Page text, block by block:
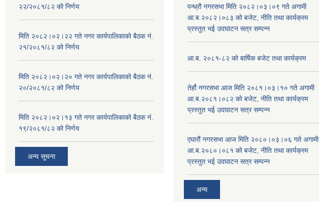
२२/२०८१/८२ को निर्णय
मिति २०८२।०२।२२ गते नगर कार्यपालिकाको बैठक नं.
२१/२०८१/८२ को निर्णय
मिति २०८२।०२।२० गते नगर कार्यपालिकाको बैठक नं.
२०/२०८१/८२ को निर्णय
मिति २०८२।०२।१३ गते नगर कार्यपालिकाको बैठक नं.
१९/२०८१/८२ को निर्णय
अन्य सूचना
पन्ध्रौ नगरसभा मिति २०८२।०३।०९ गते अगामी
आ.ब.२०८२।०८३ को बजेट, नीति तथा कार्यक्रम
प्रस्तुत भई उदघाटन सत्र सम्पन्न
आ.ब. २०८१-८२ को बार्षिक बजेट तथा कार्यक्रम
तेर्हौ नगरसभा आज मिति २०८१।०३।१० गते अगामी
आ.ब.२०८१।०८२ को बजेट, नीति तथा कार्यक्रम
प्रस्तुत भई उदघाटन सत्र सम्पन्न
एघारौं नगरसभा आज मिति २०८०।०३।०६ गते अगामी
आ.ब.२०८०।०८१ को बजेट, नीति तथा कार्यक्रम
प्रस्तुत भई उदघाटन सत्र सम्पन्न
अन्य